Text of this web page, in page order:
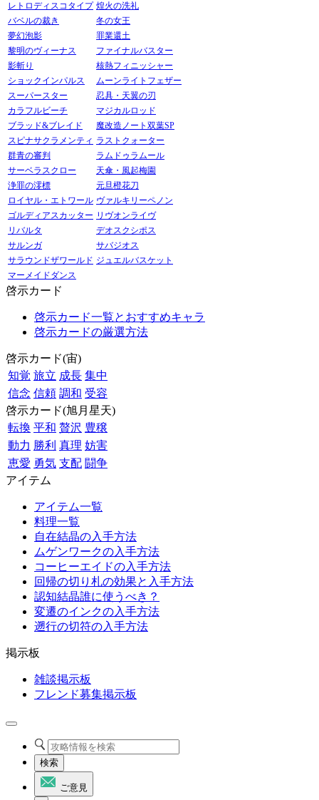
レトロディスコタイプ 煌火の洗礼
バベルの裁き
冬の女王
夢幻泡影
罪業還土
黎明のヴィーナス
ファイナルバスター
影斬り
核熱フィニッシャー
ショックインパルス
ムーンライトフェザー
スーパースター
忍具・天翼の刃
カラフルビーチ
マジカルロッド
ブラッド&ブレイド
魔改造ノート双葉SP
スピナサクラメンティ ラストクォーター
群青の審判
ラムドゥラムール
サーベラスクロー
天傘・風起梅園
浄罪の澪標
元旦橙花刀
ロイヤル・エトワール ヴァルキリーペノン
ゴルディアスカッター リヴオンライヴ
リバルタ
デオスクシポス
サルンガ
サバジオス
サラウンドザワールド ジュエルバスケット
マーメイドダンス
啓示カード
啓示カード一覧とおすすめキャラ
啓示カードの厳選方法
啓示カード(宙)
知覚 旅立 成長 集中
信念 信頼 調和 受容
啓示カード(旭月星天)
転換 平和 贅沢 豊穣
動力 勝利 真理 妨害
恵愛 勇気 支配 闘争
アイテム
アイテム一覧
料理一覧
自在結晶の入手方法
ムゲンワークの入手方法
コーヒーエイドの入手方法
回帰の切り札の効果と入手方法
認知結晶誰に使うべき？
変遷のインクの入手方法
遡行の切符の入手方法
掲示板
雑談掲示板
フレンド募集掲示板
検索
ご意見